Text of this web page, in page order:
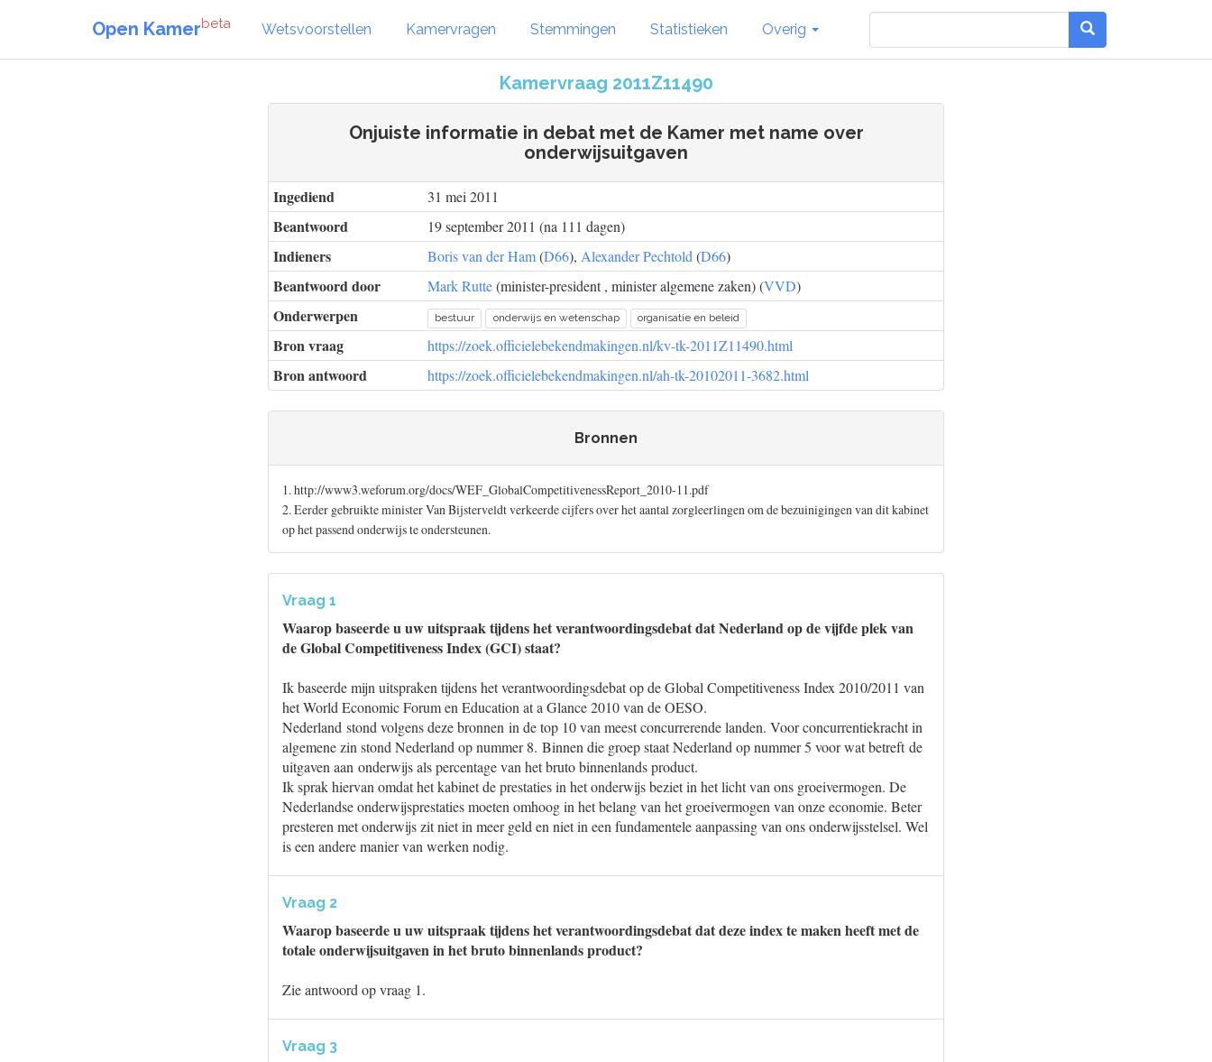
Open Kamerbeta Wetsvoorstellen Kamervragen Stemmingen Statistieken Overig
Kamervraag 2011Z11490
Onjuiste informatie in debat met de Kamer met name over
onderwijsuitgaven
Ingediend 31 mei 2011
Beantwoord 19 september 2011 (na 111 dagen)
Indieners Boris van der Ham(D66), Alexander Pechtold (D66)
Beantwoord door Mark Rutte(minister-president , minister algemene zaken) (VVD)
Onderwerpen bestuur onderwijs en wetenschap organisatie en beleid
Bron vraag https://zoek.officielebekendmakingen.nl/kv-tk-2011Z11490.html
Bron antwoord https://zoek.officielebekendmakingen.nl/ah-tk-20102011-3682.html
Bronnen
1. http://www3.weforum.org/docs/WEF_GlobalCompetitivenessReport_2010-11.pdf
2. Eerder gebruikte minister Van Bijsterveldt verkeerde cijfers over het aantal zorgleerlingen om de bezuinigingen van dit kabinet
op het passend onderwijs te ondersteunen.
Vraag 1
Waarop baseerde u uw uitspraak tijdens het verantwoordingsdebat dat Nederland op de vijfde plek van
de Global Competitiveness Index (GCI) staat?
Ik baseerde mijn uitspraken tijdens het verantwoordingsdebat op de Global Competitiveness Index 2010/2011 van
het World Economic Forum en Education at a Glance 2010 van de OESO.
Nederland stond volgens deze bronnen in de top 10 van meest concurrerende landen. Voor concurrentiekracht in
algemene zin stond Nederland op nummer 8. Binnen die groep staat Nederland op nummer 5 voor wat betreft de
uitgaven aan onderwijs als percentage van het bruto binnenlands product.
Ik sprak hiervan omdat het kabinet de prestaties in het onderwijs beziet in het licht van ons groeivermogen. De
Nederlandse onderwijsprestaties moeten omhoog in het belang van het groeivermogen van onze economie. Beter
presteren met onderwijs zit niet in meer geld en niet in een fundamentele aanpassing van ons onderwijsstelsel. Wel
is een andere manier van werken nodig.
Vraag 2
Waarop baseerde u uw uitspraak tijdens het verantwoordingsdebat dat deze index te maken heeft met de
totale onderwijsuitgaven in het bruto binnenlands product?
Zie antwoord op vraag 1.
Vraag 3